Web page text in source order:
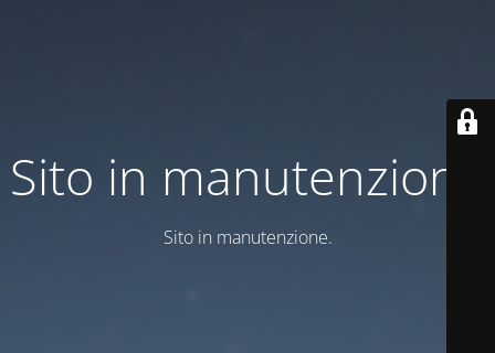
Sito in manutenzione
Sito in manutenzione.